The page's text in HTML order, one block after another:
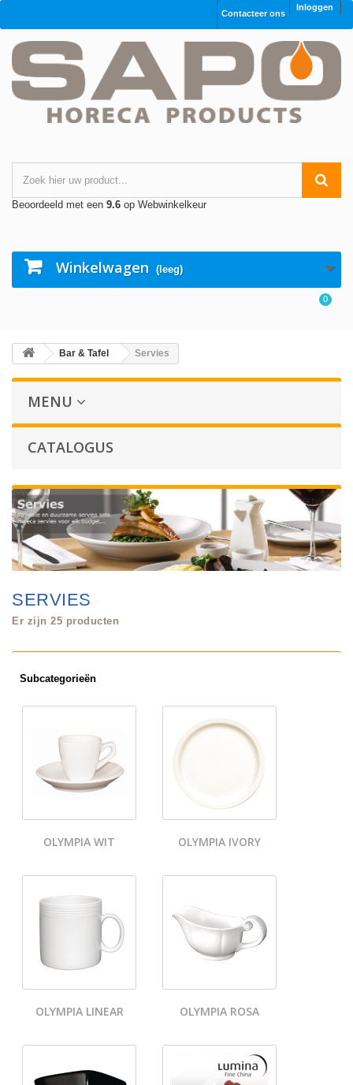
Inloggen
Contacteer ons
Beoordeeld met een 9.6 op Webwinkelkeur
Winkelwagen (leeg)
0
Bar & Tafel Servies
MENU
CATALOGUS
SERVIES
Er zijn 25 producten
Subcategorieën
OLYMPIA WIT OLYMPIA IVORY
OLYMPIA LINEAR OLYMPIA ROSA